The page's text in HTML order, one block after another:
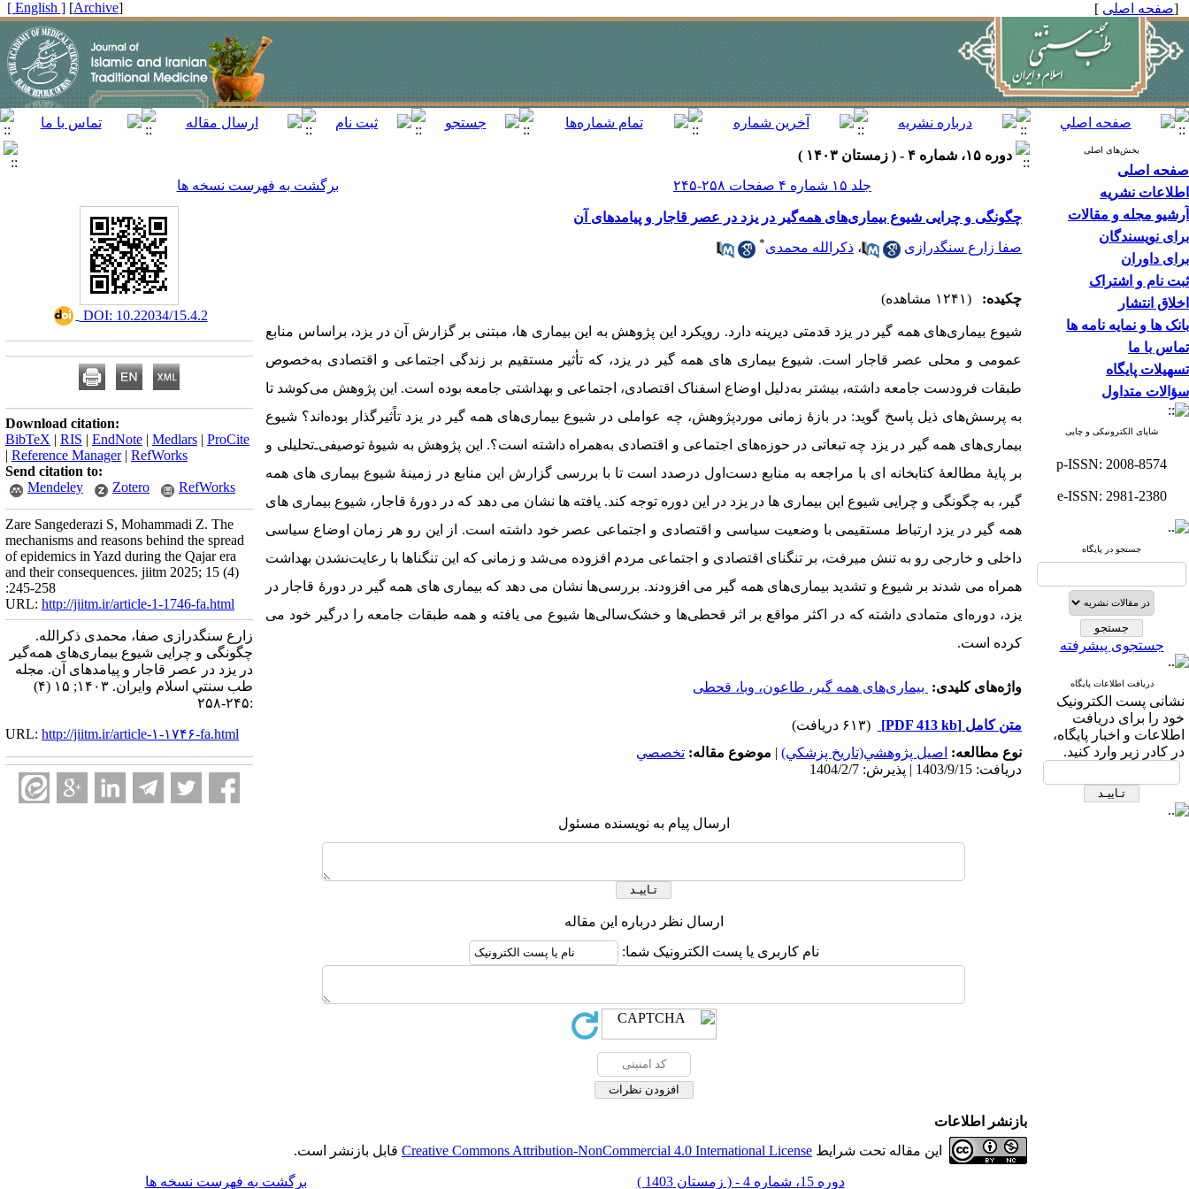
[صفحه اصلی ]
[
Archive
]
[ English ]
بخش‌های اصلی
صفحه اصلی
اطلاعات نشریه
آرشیو مجله و مقالات
برای نویسندگان
برای داوران
ثبت نام و اشتراک
اخلاق انتشار
بانک ها و نمایه نامه ها
تماس با ما
تسهیلات پایگاه
سؤالات متداول
شاپای الکترونیکی و چاپی
p-ISSN: 2008-8574
e-ISSN: 2981-2380
جستجو در پایگاه
جستجوی پیشرفته
دریافت اطلاعات پایگاه
نشانی پست الکترونیک
خود را برای دریافت
اطلاعات و اخبار پایگاه،
در کادر زیر وارد کنید.
دوره ۱۵، شماره ۴ - ( زمستان ۱۴۰۳ )
جلد ۱۵ شماره ۴ صفحات ۲۵۸-۲۴۵
برگشت به فهرست نسخه ها
چگونگی و چرایی شیوع بیماری‌های همه‌گیر در یزد در عصر قاجار و پیامدهای آن
صفا زارع سنگدرازی ، ذکرالله محمدی*
چکیده: (۱۲۴۱ مشاهده)
شیوع بیماری‌های همه‏ گیر در یزد قدمتی دیرینه دارد. رویکرد این پژوهش به این بیماری ‏ها، مبتنی بر گزارش آن در یزد، براساس منابع
عمومی و محلی عصر قاجار است. شیوع بیماری‏ های همه‏ گیر در یزد، که تأثیر مستقیم بر زندگی اجتماعی و اقتصادی به‌خصوص
طبقات فرودست جامعه داشته، بیشتر به‌دلیل اوضاع اسفناک اقتصادی، اجتماعی و بهداشتی جامعه بوده است. این پژوهش می‌کوشد تا
به پرسش‌های ذیل پاسخ گوید: در بازۀ زمانی موردپژوهش، چه عواملی در شیوع بیماری‌های همه‏ گیر در یزد تاًثیرگذار بوده‌اند؟ شیوع
بیماری‌های همه‏ گیر در یزد چه تبعاتی در حوزه‌های اجتماعی و اقتصادی به‌همراه داشته است؟. این پژوهش به شیوۀ توصیفی‌ـ‌تحلیلی و
بر پایۀ مطالعۀ کتابخانه‏ ای با مراجعه به منابع دست‌اول درصدد است تا با بررسی گزارش این منابع در زمینۀ شیوع بیماری‏ های همه
‏گیر، به چگونگی و چرایی شیوع این بیماری‏ ها در یزد در این دوره توجه کند. یافته‏ ها نشان می‏ دهد که در دورۀ قاجار، شیوع بیماری‏ های
همه‏ گیر در یزد ارتباط مستقیمی با وضعیت سیاسی و اقتصادی و اجتماعی عصر خود داشته است. از این رو هر زمان اوضاع سیاسی
داخلی و خارجی رو به تنش می‏رفت، بر تنگنای اقتصادی و اجتماعی مردم افزوده می‌شد و زمانی که این تنگناها با رعایت‌نشدن بهداشت
همراه می ‏شدند بر شیوع و تشدید بیماری‌های همه ‏گیر می‏ افزودند. بررسی‌ها نشان می ‏دهد که بیماری‏ های همه‏ گیر در دورۀ قاجار در
یزد، دوره‌ای متمادی داشته که در اکثر مواقع بر اثر قحطی‌‏ها و خشک‌سالی‌ها شیوع می‏ یافته و همه طبقات جامعه را درگیر خود ‏می‏
کرده است.
واژه‌های کلیدی: بیماری‌های همه‌ گیر، طاعون، وبا، قحطی
متن کامل [PDF 413 kb]
(۶۱۳ دریافت)
نوع مطالعه: اصيل پژوهشي(تاريخ پزشكي) | موضوع مقاله: تخصصي
دریافت: 1403/9/15 | پذیرش: 1404/2/7
ارسال پیام به نویسنده مسئول
ارسال نظر درباره این مقاله
نام کاربری یا پست الکترونیک شما:
‎ DOI: 10.22034/15.4.2
Download citation:
BibTeX | RIS | EndNote | Medlars | ProCite
| Reference Manager| RefWorks
Send citation to:
Mendeley
Zotero RefWorks
Zare Sangederazi S, Mohammadi Z. The
mechanisms and reasons behind the spread
of epidemics in Yazd during the Qajar era
and their consequences. jiitm 2025; 15 (4)
:245-258
URL: http://jiitm.ir/article-1-1746-fa.html
زارع سنگدرازی صفا، محمدی ذکرالله.
چگونگی و چرایی شیوع بیماری‌های همه‌گیر
در یزد در عصر قاجار و پیامدهای آن. مجله
طب سنتي اسلام وايران. ۱۴۰۳; ۱۵ (۴)
:۲۴۵-۲۵۸
URL: http://jiitm.ir/article-۱-۱۷۴۶-fa.html
بازنشر اطلاعات
این مقاله تحت شرایط Creative Commons Attribution-NonCommercial 4.0 International License قابل بازنشر است.
دوره 15، شماره 4 - ( زمستان 1403 ) برگشت به فهرست نسخه ها